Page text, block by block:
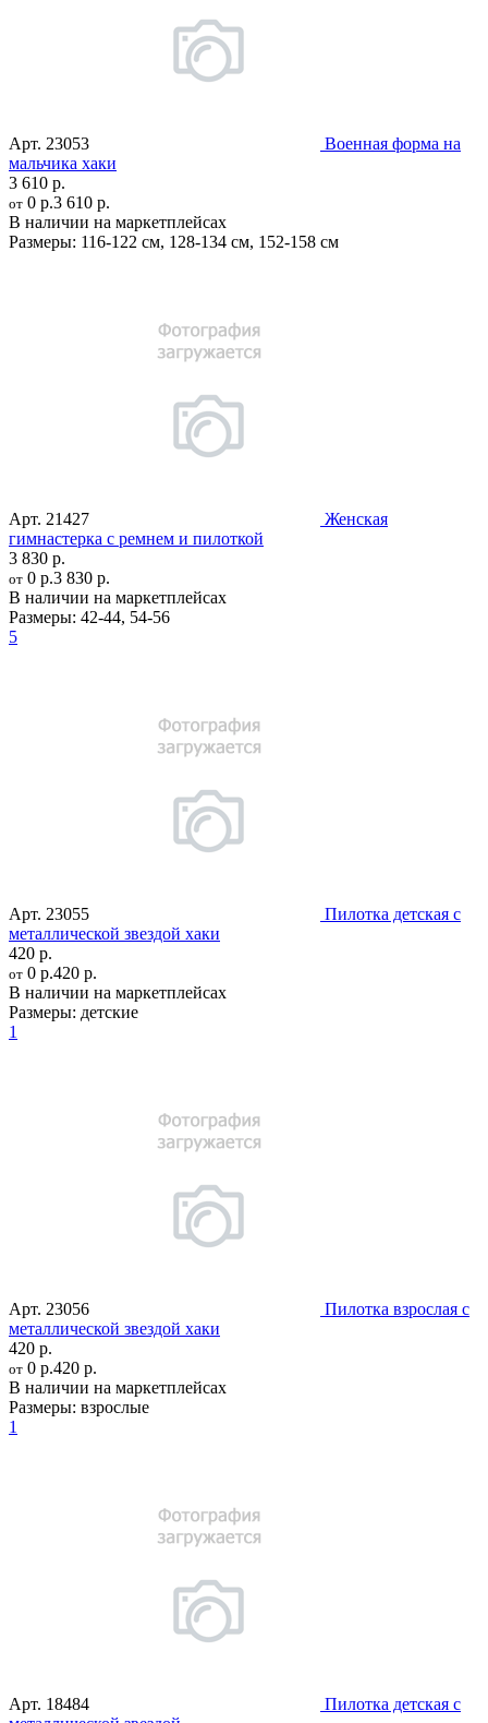
Арт. 23053
Военная форма на
мальчика хаки
3 610 р.
от 0 р.3 610 р.
В наличии на маркетплейсах
Размеры: 116-122 см, 128-134 см, 152-158 см
Арт. 21427
Женская
гимнастерка с ремнем и пилоткой
3 830 р.
от 0 р.3 830 р.
В наличии на маркетплейсах
Размеры: 42-44, 54-56
5
Арт. 23055
Пилотка детская с
металлической звездой хаки
420 р.
от 0 р.420 р.
В наличии на маркетплейсах
Размеры: детские
1
Арт. 23056
Пилотка взрослая с
металлической звездой хаки
420 р.
от 0 р.420 р.
В наличии на маркетплейсах
Размеры: взрослые
1
Арт. 18484
Пилотка детская с